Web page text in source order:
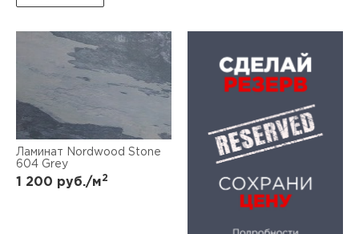
Ламинат Nordwood Stone
604 Grey
1 200 руб./м2